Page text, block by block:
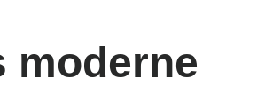
moderne